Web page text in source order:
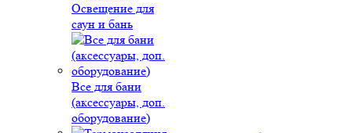
Освещение для
саун и бань
Все для бани
(аксессуары, доп.
оборудование)